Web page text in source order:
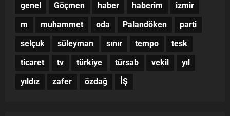
genel
Göçmen haber haberim
izmir
m
muhammet oda Palandöken
parti
selçuk
süleyman sınır tempo
tesk
ticaret
tv türkiye türsab vekil
yıl
yıldız
zafer özdağ İŞ